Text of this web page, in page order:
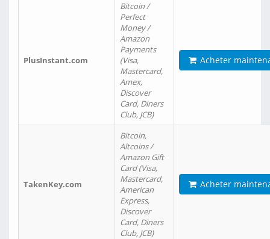
PlusInstant.com
Bitcoin /
Perfect
Money /
Amazon
Payments
(Visa,
Mastercard,
Amex,
Discover
Card, Diners
Club, JCB)
Acheter
TakenKey.com
Bitcoin,
Altcoins /
Amazon Gift
Card (Visa,
Mastercard,
American
Express,
Discover
Card, Diners
Club, JCB)
Acheter